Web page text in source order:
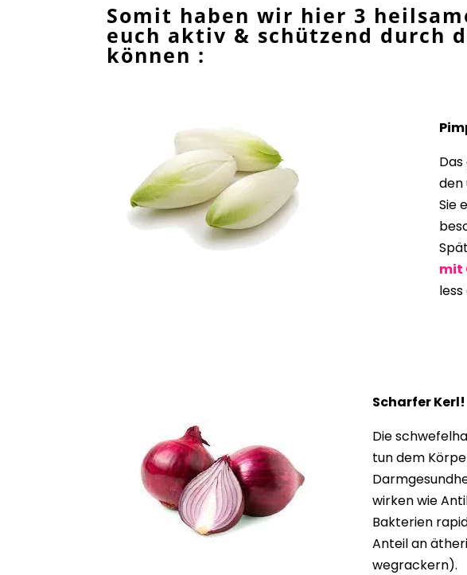
Somit haben wir hier 3
euch aktiv & schützend durch
können :
den
Sie
mit
Scharfer Kerl!
Die
tun dem
wirken wie
Bakterien
Anteil an
wegrackern).